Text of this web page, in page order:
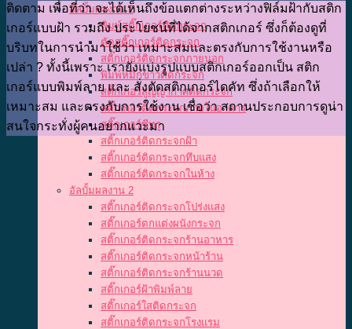
อัลบั้มผลงาน 1
พิมพ์สติ๊กเกอร์ติดกระจก
ตัดสติ๊กเกอร์ติดกระจก
สติ๊กเกอร์ติดกระจกภายนอก
พิมพ์หมึกขาวติดกระจก
สติ๊กเกอร์สูญญากาศติดกระจก
สติ๊กเกอร์ติดกระจกภายในอาคาร
สติ๊กเกอร์ซีทรู
สติ๊กเกอร์ติดกระจกฝ้า
สติ๊กเกอร์ติดกระจกทึบแสง
สติ๊กเกอร์ติดกระจกในห้าง
อัลบั้มผลงาน 2
สติ๊กเกอร์ติดกระจกโปร่งแสง
สติ๊กเกอร์ตกแต่งผนังกระจก
สติ๊กเกอร์ติดกระจกร้านอาหาร
สติ๊กเกอร์ติดกระจกหน้าร้าน
สติ๊กเกอร์ติดกระจกร้านนวด
สติ๊กเกอร์ฝ้าพิมพ์ลาย
สติ๊กเกอร์ใสติดกระจก
สติ๊กเกอร์ติดกระจกโรงแรม
ติดตาม เพื่อที่ว่า จะได้เห็นถึงข้อแตกต่างระหว่างฟิล์มฝ้ากับสติก
เกอร์แบบฝ้า รวมถึง ประโยชน์ที่ได้จากสติกเกอร์ ซึ่งก็ต้องดูที่
บริบทในการนำมาใช้ว่า เหมาะสมและตรงกับการใช้งานหรือ
เปล่า ? ทั้งนี้เพราะ เรายังแบ่งรูปแบบสติกเกอร์ออกเป็น สติก
เกอร์แบบพิมพ์ลาย และ สั่งตัดสติกเกอร์ไดคัท ซึ่งถ้าเลือกให้
เหมาะสม และตรงกับการใช้งาน เชื่อว่า สถานประกอบการดูน่า
สนใจกระทั่งผู้คนอยากแวะมา